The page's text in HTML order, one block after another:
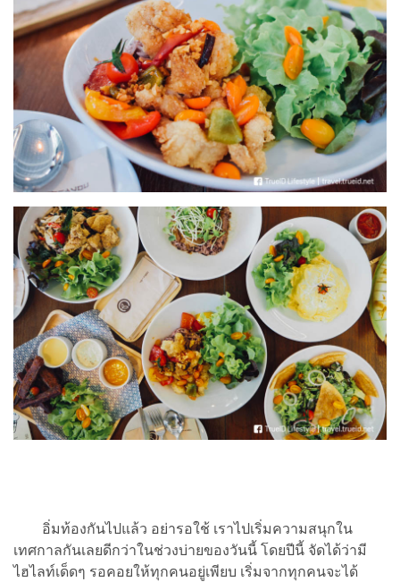
อิ่มท้องกันไปแล้ว อย่ารอใช้ เราไปเริ่มความสนุกใน
เทศกาลกันเลยดีกว่าในช่วงบ่ายของวันนี้ โดยปีนี้ จัดได้ว่ามี
ไฮไลท์เด็ดๆ รอคอยให้ทุกคนอยู่เพียบ เริ่มจากทุกคนจะได้